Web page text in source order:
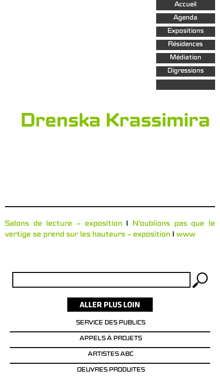
Aller au
contenu
principal
Accueil
Agenda
Expositions
Résidences
Médiation
Digressions
Drenska Krassimira
Salons de lecture – exposition l N’oublions pas que le
vertige se prend sur les hauteurs – exposition l www
SERVICE DES PUBLICS
APPELS À PROJETS
ARTISTES ABC
OEUVRES PRODUITES